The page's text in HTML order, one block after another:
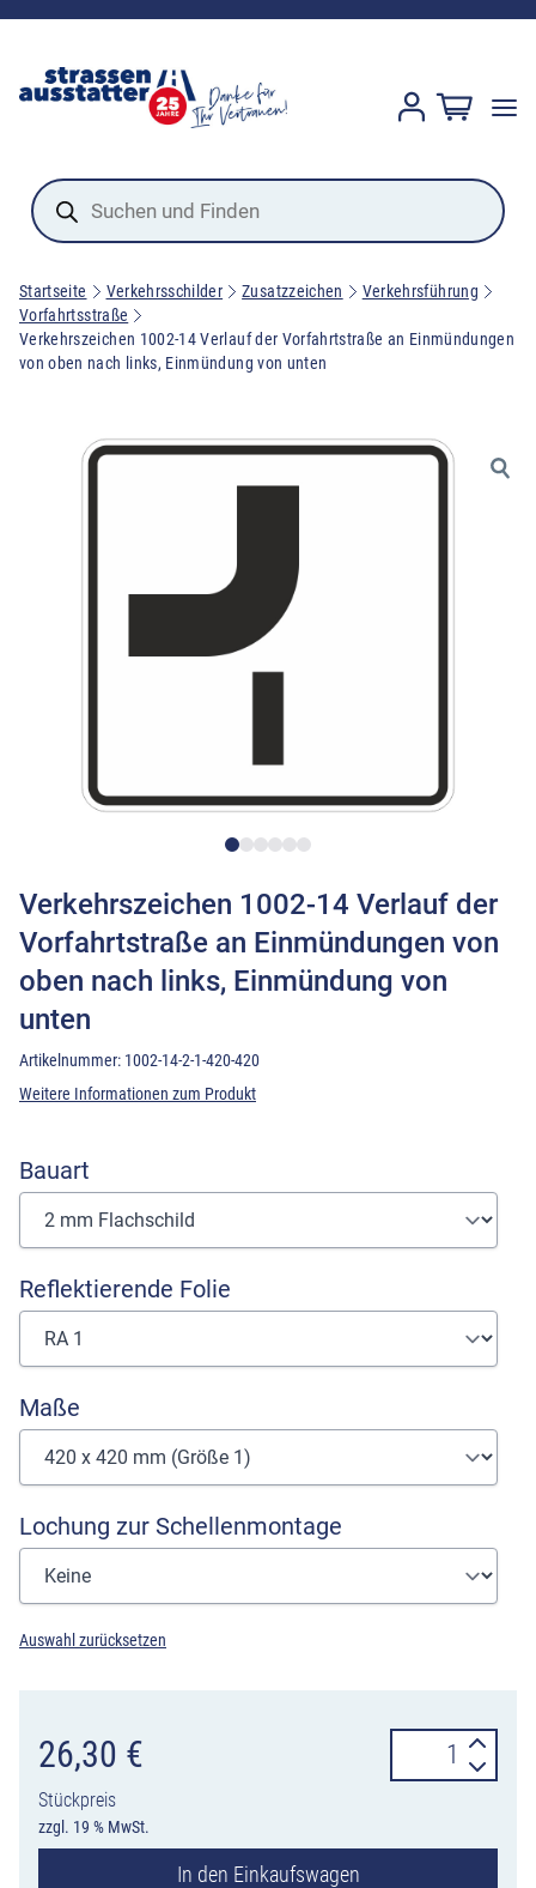
Products
search
Startseite Verkehrsschilder Zusatzzeichen
Verkehrsführung
Vorfahrtsstraße
Verkehrszeichen 1002-14 Verlauf der Vorfahrtstraße an Einmündungen
von oben nach links, Einmündung von unten
Verkehrszeichen 1002-14 Verlauf der
Vorfahrtstraße an Einmündungen von
oben nach links, Einmündung von
unten
Artikelnummer: 1002-14-2-1-420-420
Weitere Informationen zum Produkt
Bauart
Reflektierende Folie
Maße
Lochung zur Schellenmontage
Auswahl zurücksetzen
26,30 €
Stückpreis
zzgl. 19 % MwSt.
1002-
Verlauf
In den Einkaufswagen